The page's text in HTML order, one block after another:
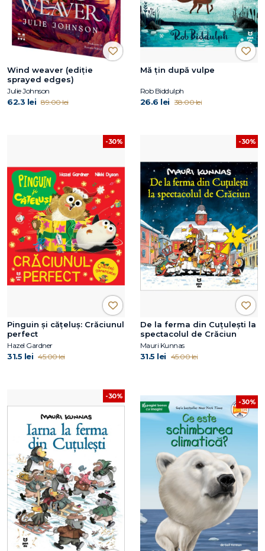
Wind weaver (ediție
sprayed edges)
Julie Johnson
62.3 lei 89.00 lei
Mă țin după vulpe
Rob Biddulph
26.6 lei 38.00 lei
-30%
Pinguin și cățeluș: Crăciunul
perfect
Hazel Gardner
31.5 lei 45.00 lei
-30%
De la ferma din Cuțulești la
spectacolul de Crăciun
Mauri Kunnas
31.5 lei 45.00 lei
-30%
-30%